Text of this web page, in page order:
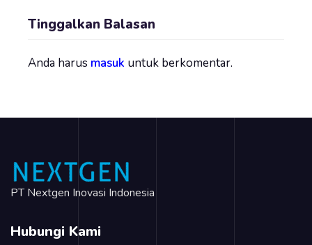
Tinggalkan Balasan
Anda harus masuk untuk berkomentar.
PT Nextgen Inovasi Indonesia
Hubungi Kami